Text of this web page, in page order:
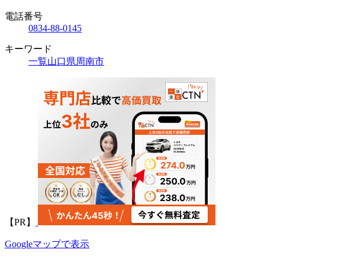
電話番号
0834-88-0145
キーワード
一覧山口県周南市
【PR】
Googleマップで表示